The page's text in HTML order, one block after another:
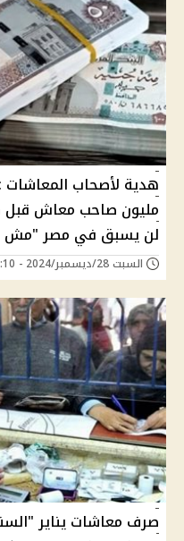
لن يسبق في مصر "مش
السبت 28/ديسمبر/2024 - 01:10 م
صرف معاشات يناير